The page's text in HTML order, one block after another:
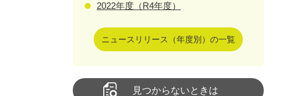
2022年度（R4年度）
ニュースリリース（年度別）の一覧
見つからないときは